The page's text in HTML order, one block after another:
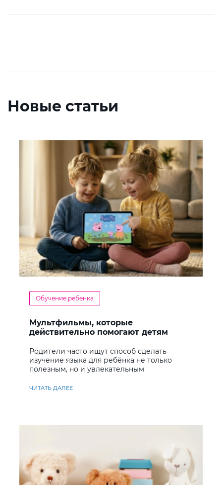
Новые статьи
Обучение ребенка
Мультфильмы, которые
действительно помогают детям
Родители часто ищут способ сделать
изучение языка для ребёнка не только
полезным, но и увлекательным
ЧИТАТЬ ДАЛЕЕ